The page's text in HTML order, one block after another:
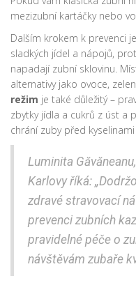
mezizubní kartáčky nebo
Dalším krokem k prevenci
sladkých jídel a nápojů,
napadají zubní sklovinu.
alternativy jako ovoce,
režim je také důležitý –
zbytky jídla a cukrů z úst a
chrání zuby před
Luminita
Karlovy říká:
zdravé stravovací
prevenci zubních
pravidelné péče o
návštěvám zubaře